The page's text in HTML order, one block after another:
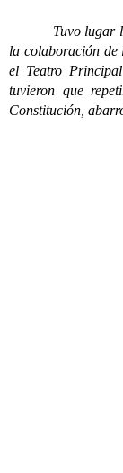
Tuvo lugar la
la colaboración de
el Teatro
tuvieron que
Constitución,